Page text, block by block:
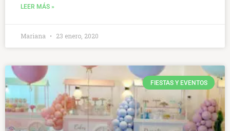
LEER MÁS »
Mariana 23 enero, 2020
FIESTAS Y EVENTOS